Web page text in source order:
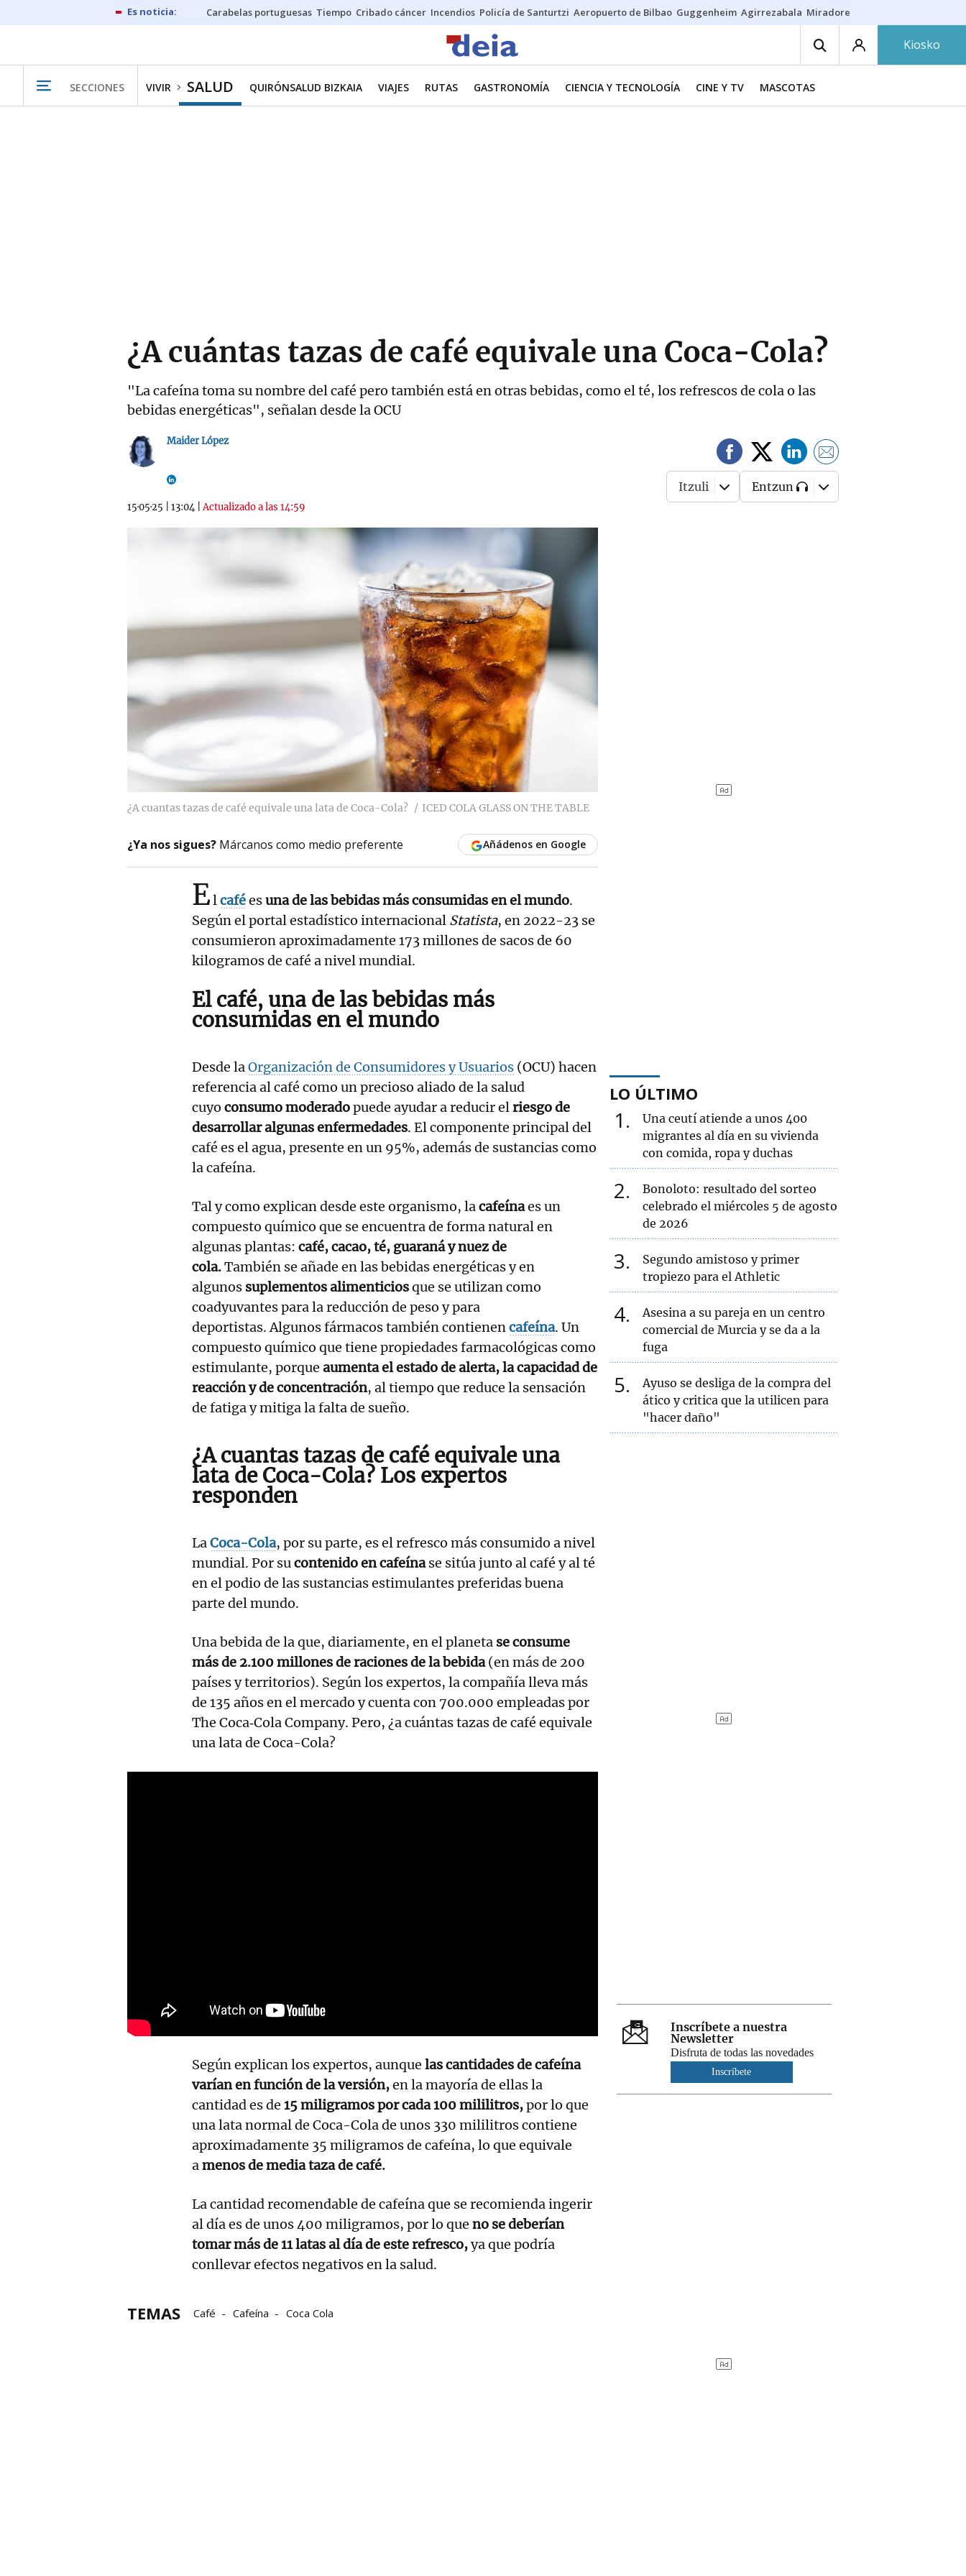
Carabelas portuguesas Tiempo Cribado cáncer Incendios Policía de Santurtzi Aeropuerto de Bilbao Guggenheim Agirrezabala Miradores en Bilbao
Kiosko
SECCIONES VIVIR SALUD QUIRÓNSALUD BIZKAIA VIAJES RUTAS GASTRONOMÍA CIENCIA Y TECNOLOGÍA CINE Y TV MASCOTAS
¿A cuántas tazas de café equivale una Coca-Cola?
"La cafeína toma su nombre del café pero también está en otras bebidas, como el té, los refrescos de cola o las
bebidas energéticas", señalan desde la OCU
Maider López
15·05·25 13:04 |Actualizado a las 14:59
Itzuli Entzun
¿A cuantas tazas de café equivale una lata de Coca-Cola? ICED COLA GLASS ON THE TABLE
¿Ya nos sigues? Márcanos como medio preferente Añádenos en Google
Elcaféesuna de las bebidas más consumidas en el mundo.
Según el portal estadístico internacional Statista, en 2022-23 se
consumieron aproximadamente 173 millones de sacos de 60
kilogramos de café a nivel mundial.
El café, una de las bebidas más
consumidas en el mundo
Desde laOrganización de Consumidores y Usuarios (OCU) hacen
referencia al café como un precioso aliado de la salud
cuyo consumo moderadopuede ayudar a reducir elriesgo de
desarrollar algunas enfermedades. El componente principal del
café es el agua, presente en un 95%, además de sustancias como
la cafeína.
Tal y como explican desde este organismo, lacafeínaes un
compuesto químico que se encuentra de forma natural en
algunas plantas: café, cacao, té, guaraná y nuez de
cola.También se añade en las bebidas energéticas y en
algunos suplementos alimenticiosque se utilizan como
coadyuvantes para la reducción de peso y para
deportistas. Algunos fármacos también contienencafeína. Un
compuesto químico que tiene propiedades farmacológicas como
estimulante, porque aumenta el estado de alerta, la capacidad de
reacción y de concentración, al tiempo que reduce la sensación
de fatiga y mitiga la falta de sueño.
¿A cuantas tazas de café equivale una
lata de Coca-Cola? Los expertos
responden
LaCoca-Cola, por su parte, es el refresco más consumido a nivel
mundial. Por sucontenido en cafeínase sitúa junto al café y al té
en el podio de las sustancias estimulantes preferidas buena
parte del mundo.
Una bebida de la que, diariamente, en el planeta se consume
más de 2.100 millones de raciones de la bebida(en más de 200
países y territorios). Según los expertos, la compañía lleva más
de 135 años en el mercado y cuenta con 700.000 empleadas por
The Coca‑Cola Company. Pero, ¿a cuántas tazas de café equivale
una lata de Coca-Cola?
Según explican los expertos, aunque las cantidades de cafeína
varían en función de la versión,en la mayoría de ellas la
cantidad es de 15 miligramos por cada 100 mililitros,por lo que
una lata normal de Coca-Cola de unos 330 mililitros contiene
aproximadamente 35 miligramos de cafeína, lo que equivale
amenos de media taza de café.
La cantidad recomendable de cafeína que se recomienda ingerir
al día es de unos 400 miligramos, por lo que no se deberían
tomar más de 11 latas al día de este refresco,ya que podría
conllevar efectos negativos en la salud.
TEMAS Café Cafeína Coca Cola
LO ÚLTIMO
1
Una ceutí atiende a unos 400
migrantes al día en su vivienda
con comida, ropa y duchas
2
Bonoloto: resultado del sorteo
celebrado el miércoles 5 de agosto
de 2026
3
Segundo amistoso y primer
tropiezo para el Athletic
4
Asesina a su pareja en un centro
comercial de Murcia y se da a la
fuga
5
Ayuso se desliga de la compra del
ático y critica que la utilicen para
"hacer daño"
Inscríbete a nuestra
Newsletter
Disfruta de todas las novedades
Inscríbete